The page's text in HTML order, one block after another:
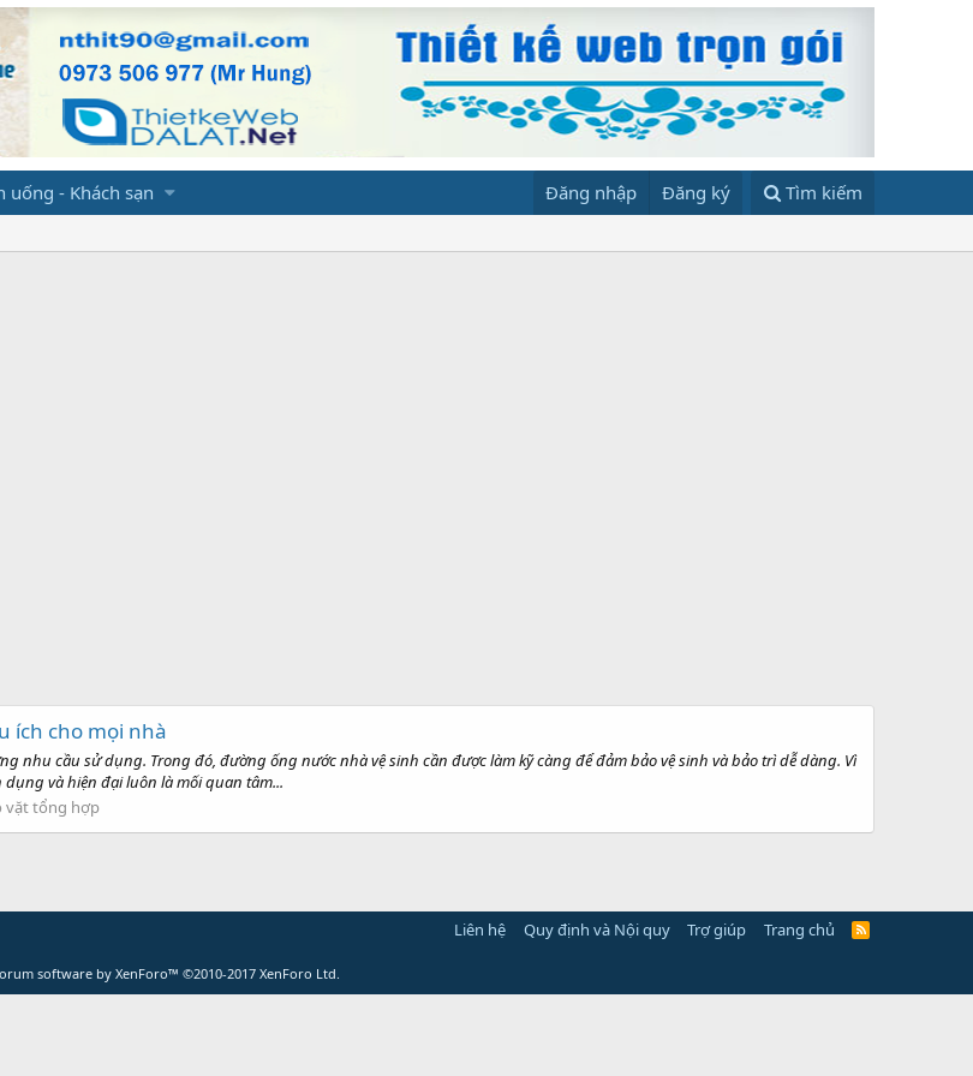
uống - Khách sạn Đăng nhập Đăng ký Tìm kiếm
ích cho mọi nhà
nhu cầu sử dụng. Trong đó, đường ống nước nhà vệ sinh cần được làm kỹ càng để đảm bảo vệ sinh và bảo trì dễ dàng. Vì
dụng và hiện đại luôn là mối quan tâm...
vặt tổng hợp
Liên hệ Quy định và Nội quy Trợ giúp Trang chủ
software by XenForo™ ©2010-2017 XenForo Ltd.